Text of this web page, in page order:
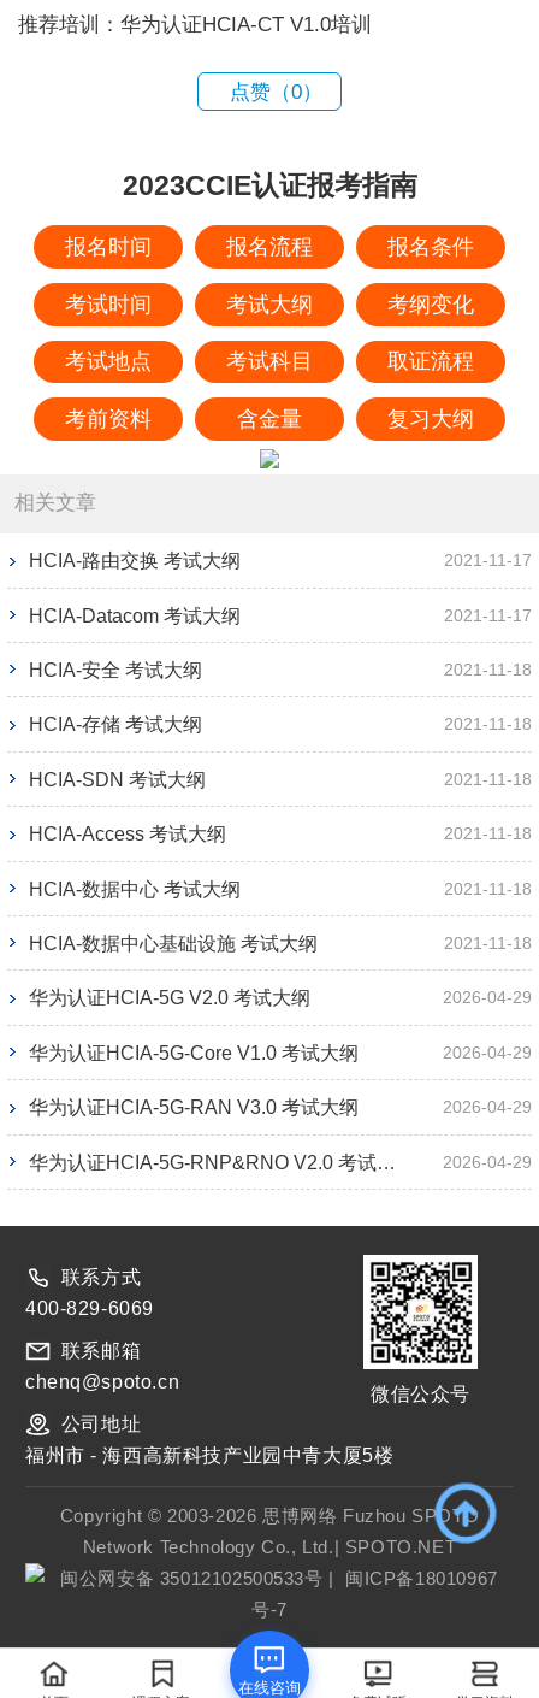
推荐培训：华为认证HCIA-CT V1.0培训
点赞（0）
2023CCIE认证报考指南
报名时间 报名流程 报名条件
考试时间 考试大纲 考纲变化
考试地点 考试科目 取证流程
考前资料 含金量 复习大纲
相关文章
HCIA-路由交换 考试大纲 2021-11-17
HCIA-Datacom 考试大纲 2021-11-17
HCIA-安全 考试大纲 2021-11-18
HCIA-存储 考试大纲 2021-11-18
HCIA-SDN 考试大纲 2021-11-18
HCIA-Access 考试大纲 2021-11-18
HCIA-数据中心 考试大纲 2021-11-18
HCIA-数据中心基础设施 考试大纲 2021-11-18
华为认证HCIA-5G V2.0 考试大纲 2026-04-29
华为认证HCIA-5G-Core V1.0 考试大纲 2026-04-29
华为认证HCIA-5G-RAN V3.0 考试大纲 2026-04-29
华为认证HCIA-5G-RNP&RNO V2.0 考试大纲 2026-04-29
联系方式
400-829-6069
联系邮箱
chenq@spoto.cn
公司地址
微信公众号
福州市 - 海西高新科技产业园中青大厦5楼
Copyright © 2003-2026 思博网络 Fuzhou SPOTO
Network Technology Co., Ltd.| SPOTO.NET
闽公网安备 35012102500533号
闽ICP备18010967
号-7
在线咨询